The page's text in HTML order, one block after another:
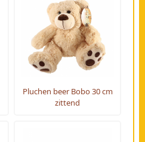
Pluchen beer Bobo 30 cm
zittend